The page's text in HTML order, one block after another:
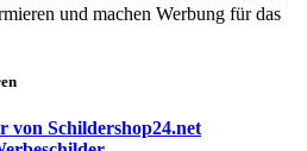
und machen Werbung für das
von Schildershop24.net